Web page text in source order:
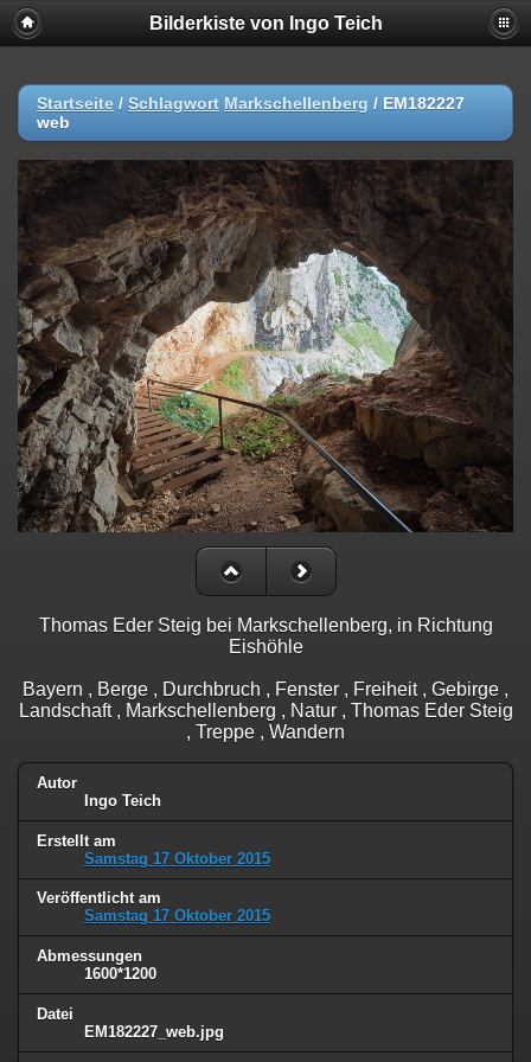
Bilderkiste von Ingo Teich
Startseite / Schlagwort Markschellenberg / EM182227
web
Thomas Eder Steig bei Markschellenberg, in Richtung
Eishöhle
Bayern , Berge , Durchbruch , Fenster , Freiheit , Gebirge ,
Landschaft , Markschellenberg , Natur , Thomas Eder Steig
, Treppe , Wandern
Autor
Ingo Teich
Erstellt am
Samstag 17 Oktober 2015
Veröffentlicht am
Samstag 17 Oktober 2015
Abmessungen
1600*1200
Datei
EM182227_web.jpg